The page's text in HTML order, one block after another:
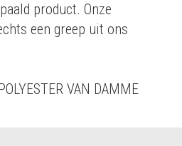
product. Onze
een greep uit ons
VAN DAMME